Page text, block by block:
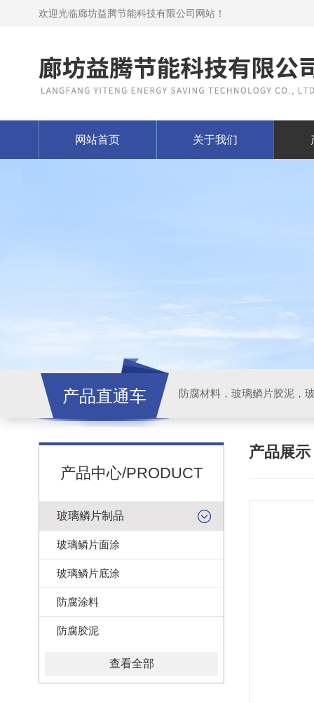
欢迎光临廊坊益腾节能科技有限公司网站！
网站首页 关于我们
产品直通车
产品中心/PRODUCT
玻璃鳞片制品
玻璃鳞片面涂
玻璃鳞片底涂
防腐涂料
防腐胶泥
查看全部
产品展示